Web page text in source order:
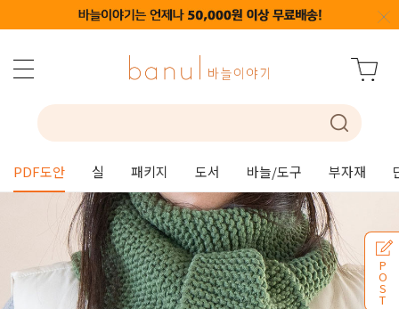
PDF도안 실 패키지 도서 바늘/도구 부자재
P
O
S
T